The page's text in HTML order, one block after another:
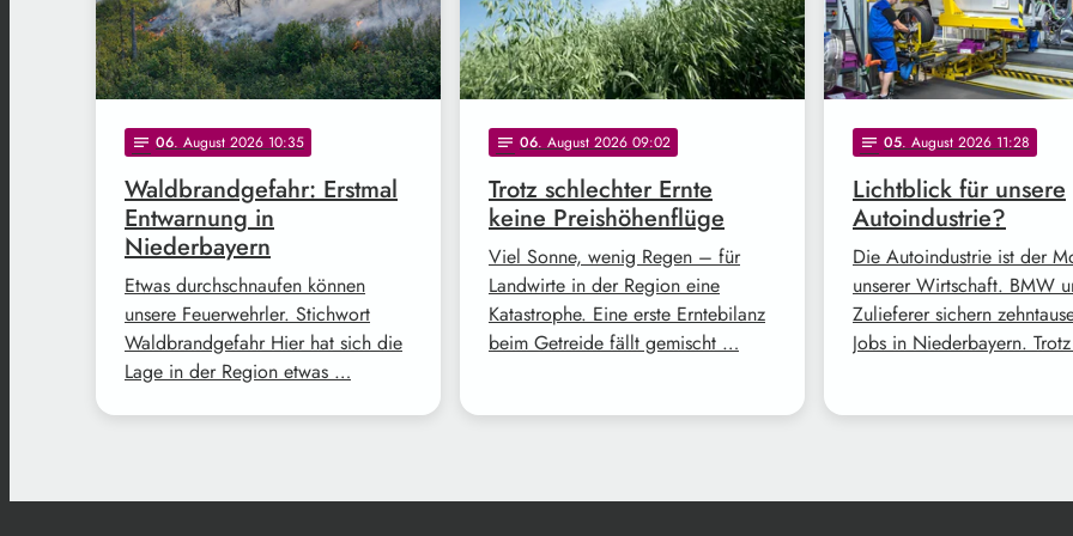
notes 06. August 2026 10:35
Waldbrandgefahr: Erstmal
Entwarnung in
Niederbayern
Etwas durchschnaufen können
unsere Feuerwehrler. Stichwort
Waldbrandgefahr Hier hat sich die
Lage in der Region etwas …
notes 06. August 2026 09:02
Trotz schlechter Ernte
keine Preishöhenflüge
Viel Sonne, wenig Regen – für
Landwirte in der Region eine
Katastrophe. Eine erste Erntebilanz
beim Getreide fällt gemischt …
notes 05. August 2026 11:28
Lichtblick für unsere
Autoindustrie?
Die Autoindustrie ist der
unserer Wirtschaft. BMW
Zulieferer sichern
Jobs in Niederbayern.